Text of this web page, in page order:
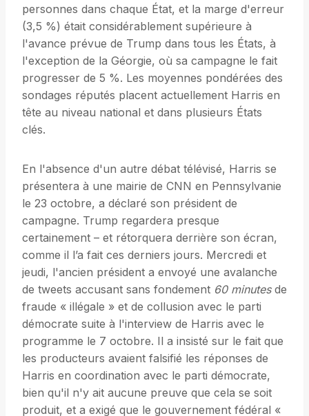
personnes dans chaque État, et la marge d'erreur
(3,5 %) était considérablement supérieure à
l'avance prévue de Trump dans tous les États, à
l'exception de la Géorgie, où sa campagne le fait
progresser de 5 %. Les moyennes pondérées des
sondages réputés placent actuellement Harris en
tête au niveau national et dans plusieurs États
clés.
En l'absence d'un autre débat télévisé, Harris se
présentera à une mairie de CNN en Pennsylvanie
le 23 octobre, a déclaré son président de
campagne. Trump regardera presque
certainement – ​​et rétorquera derrière son écran,
comme il l’a fait ces derniers jours. Mercredi et
jeudi, l'ancien président a envoyé une avalanche
de tweets accusant sans fondement 60 minutesde
fraude « illégale » et de collusion avec le parti
démocrate suite à l'interview de Harris avec le
programme le 7 octobre. Il a insisté sur le fait que
les producteurs avaient falsifié les réponses de
Harris en coordination avec le parti démocrate,
bien qu'il n'y ait aucune preuve que cela se soit
produit, et a exigé que le gouvernement fédéral «